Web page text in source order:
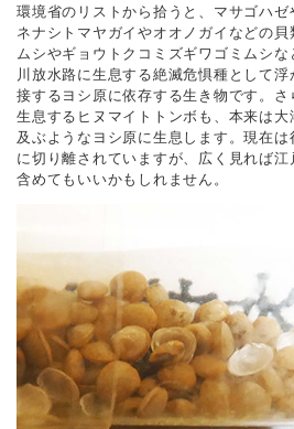
環境省のリストから拾うと、マサゴハ
ネナシトマヤガイやオオノガイなどの貝
ムシやギョウトクコミズギワゴミムシ
川放水路に生息する絶滅危惧種として
接するヨシ原に依存する生き物です。
生息するヒヌマイトトンボも、本来は
及ぶようなヨシ原に生息します。現在
に切り離されていますが、広く見れば
含めてもいいかもしれません。